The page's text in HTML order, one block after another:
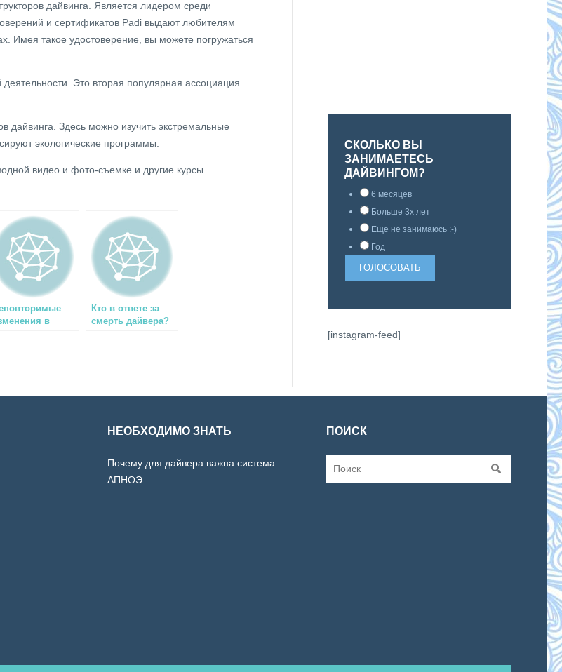
дайвинга. Является лидером среди
и сертификатов Padi выдают любителям
Имея такое удостоверение, вы можете погружаться
Это вторая популярная ассоциация
дайвинга. Здесь можно изучить экстремальные
экологические программы.
видео и фото-съемке и другие курсы.
в
Кто в ответе за
смерть дайвера?
СКОЛЬКО ВЫ
ЗАНИМАЕТЕСЬ
ДАЙВИНГОМ?
6 месяцев
Больше 3х лет
Еще не занимаюсь :-)
Год
[instagram-feed]
НЕОБХОДИМО ЗНАТЬ
Почему для дайвера важна система
АПНОЭ
ПОИСК